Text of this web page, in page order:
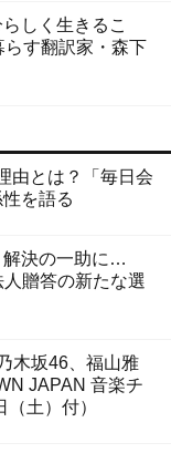
しく生きるこ
す翻訳家・森下
由とは？「毎日会
を語る
解決の一助に…
贈答の新たな選
木坂46、福山雅
JAPAN 音楽チ
土）付）